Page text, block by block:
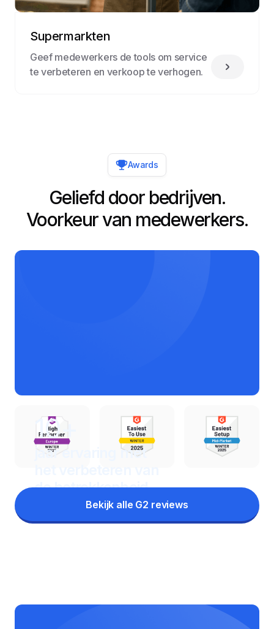
Supermarkten
Geef medewerkers de tools om service
te verbeteren en verkoop te verhogen.
Awards
Geliefd door bedrijven.
Voorkeur van medewerkers.
10+
jaar ervaring met
de betrokkenheid
Bekijk alle G2 reviews